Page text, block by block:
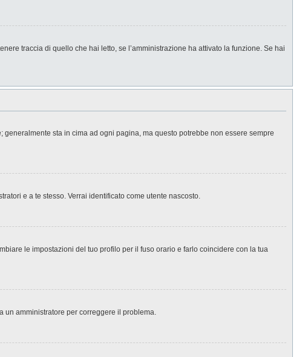
traccia di quello che hai letto, se l’amministrazione ha attivato la funzione. Se hai
sta in cima ad ogni pagina, ma questo potrebbe non essere sempre
e a te stesso. Verrai identificato come utente nascosto.
le impostazioni del tuo profilo per il fuso orario e farlo coincidere con la tua
un amministratore per correggere il problema.